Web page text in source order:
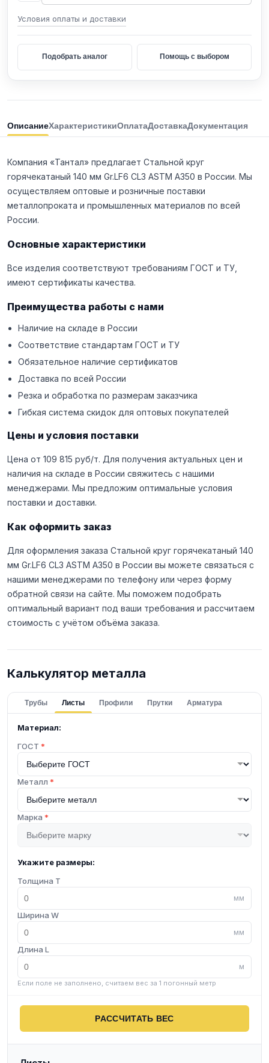
Условия оплаты и доставки
Подобрать аналог Помощь с выбором
ОписаниеХарактеристикиОплатаДоставкаДокументация
Компания «Тантал» предлагает Стальной круг
горячекатаный 140 мм Gr.LF6 CL3 ASTM A350 в России. Мы
осуществляем оптовые и розничные поставки
металлопроката и промышленных материалов по всей
России.
Основные характеристики
Все изделия соответствуют требованиям ГОСТ и ТУ,
имеют сертификаты качества.
Преимущества работы с нами
Наличие на складе в России
Соответствие стандартам ГОСТ и ТУ
Обязательное наличие сертификатов
Доставка по всей России
Резка и обработка по размерам заказчика
Гибкая система скидок для оптовых покупателей
Цены и условия поставки
Цена от 109 815 руб/т. Для получения актуальных цен и
наличия на складе в России свяжитесь с нашими
менеджерами. Мы предложим оптимальные условия
поставки и доставки.
Как оформить заказ
Для оформления заказа Стальной круг горячекатаный 140
мм Gr.LF6 CL3 ASTM A350 в России вы можете связаться с
нашими менеджерами по телефону или через форму
обратной связи на сайте. Мы поможем подобрать
оптимальный вариант под ваши требования и рассчитаем
стоимость с учётом объёма заказа.
Калькулятор металла
Трубы Листы Профили Прутки Арматура
Материал:
ГОСТ *
Металл *
Марка *
Укажите размеры:
Толщина T
мм
Ширина W
мм
Длина L
м
Если поле не заполнено, считаем вес за 1 погонный метр
РАССЧИТАТЬ ВЕС